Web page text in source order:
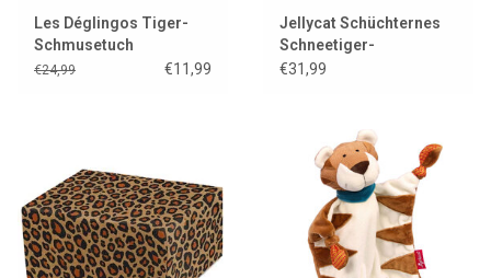
Les Déglingos Tiger-
Schmusetuch
€24,99 €11,99
Jellycat Schüchternes
Schneetiger-
Kuscheltuch
€31,99